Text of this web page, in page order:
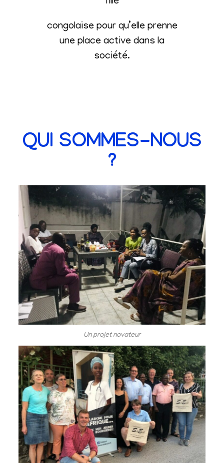
congolaise pour qu’elle prenne
une place active dans la
société.
QUI SOMMES-NOUS
?
Un projet novateur